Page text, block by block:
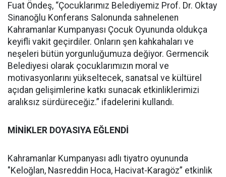
Fuat Öndeş, “Çocuklarımız Belediyemiz Prof. Dr. Oktay
Sinanoğlu Konferans Salonunda sahnelenen
Kahramanlar Kumpanyası Çocuk Oyununda oldukça
keyifli vakit geçirdiler. Onların şen kahkahaları ve
neşeleri bütün yorgunluğumuza değiyor. Germencik
Belediyesi olarak çocuklarımızın moral ve
motivasyonlarını yükseltecek, sanatsal ve kültürel
açıdan gelişimlerine katkı sunacak etkinliklerimizi
aralıksız sürdüreceğiz.” ifadelerini kullandı.
MİNİKLER DOYASIYA EĞLENDİ
Kahramanlar Kumpanyası adlı tiyatro oyununda
"Keloğlan, Nasreddin Hoca, Hacivat-Karagöz” etkinlik